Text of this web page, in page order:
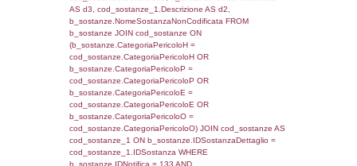
cod_territori_tipologia.IDTipologiaTerritorio)
(f_territori_limitrofi.IDTipoTerritorio =
cod_territori_tipologia.IDTerritorioTP)
(((f_territori_limitrofi.IDNotifica)=133) AND
((f_territori_limitrofi.IDTipoTerritorio)=5)),
0.074319124221802
sql: SELECT f_territori_limitrofi.Distanza,
f_territori_limitrofi.Direzione,